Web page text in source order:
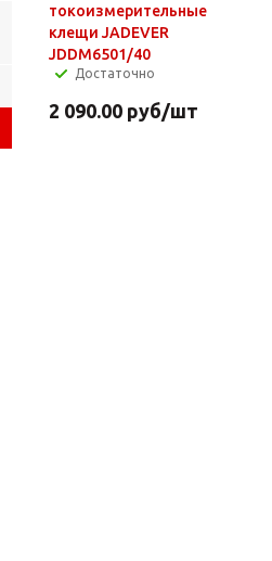
токоизмерительные
клещи JADEVER
JDDM6501/40
Достаточно
2 090.00 руб/шт